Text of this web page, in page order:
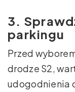
3.
parkingu
Przed
drodze S2,
udogodnienia